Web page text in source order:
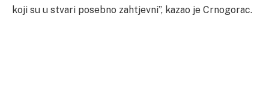
koji su u stvari posebno zahtjevni”, kazao je Crnogorac.